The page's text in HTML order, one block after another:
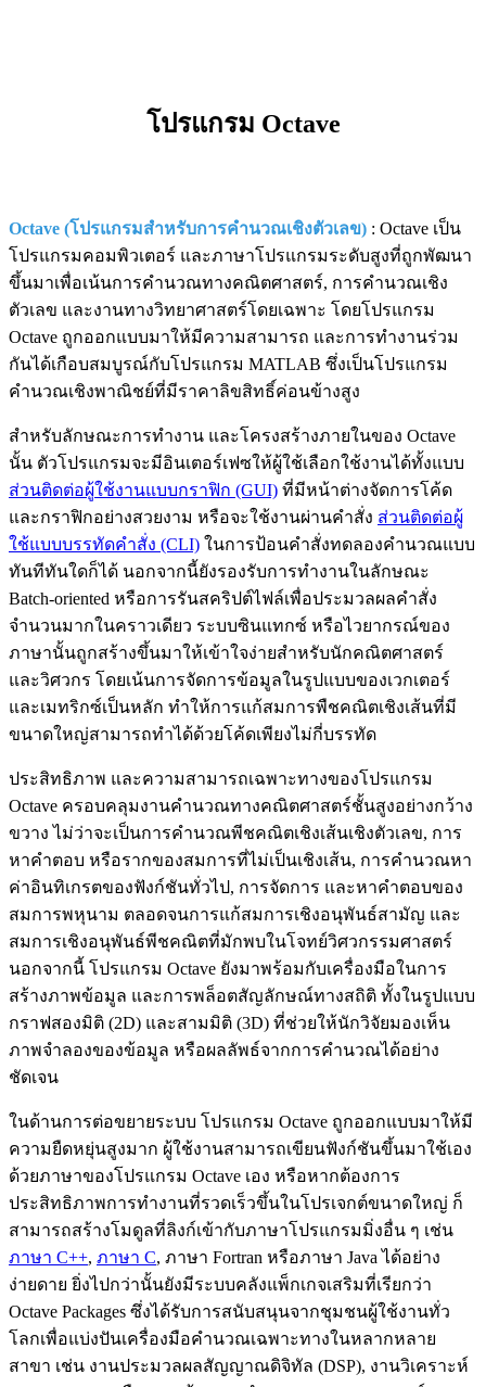
โปรแกรม Octave
Octave (โปรแกรมสำหรับการคำนวณเชิงตัวเลข) : Octave เป็น
โปรแกรมคอมพิวเตอร์ และภาษาโปรแกรมระดับสูงที่ถูกพัฒนา
ขึ้นมาเพื่อเน้นการคำนวณทางคณิตศาสตร์, การคำนวณเชิง
ตัวเลข และงานทางวิทยาศาสตร์โดยเฉพาะ โดยโปรแกรม
Octave ถูกออกแบบมาให้มีความสามารถ และการทำงานร่วม
กันได้เกือบสมบูรณ์กับโปรแกรม MATLAB ซึ่งเป็นโปรแกรม
คำนวณเชิงพาณิชย์ที่มีราคาลิขสิทธิ์ค่อนข้างสูง
สำหรับลักษณะการทำงาน และโครงสร้างภายในของ Octave
นั้น ตัวโปรแกรมจะมีอินเตอร์เฟซให้ผู้ใช้เลือกใช้งานได้ทั้งแบบ
ส่วนติดต่อผู้ใช้งานแบบกราฟิก (GUI) ที่มีหน้าต่างจัดการโค้ด
และกราฟิกอย่างสวยงาม หรือจะใช้งานผ่านคำสั่ง ส่วนติดต่อผู้
ใช้แบบบรรทัดคำสั่ง (CLI) ในการป้อนคำสั่งทดลองคำนวณแบบ
ทันทีทันใดก็ได้ นอกจากนี้ยังรองรับการทำงานในลักษณะ
Batch-oriented หรือการรันสคริปต์ไฟล์เพื่อประมวลผลคำสั่ง
จำนวนมากในคราวเดียว ระบบซินแทกซ์ หรือไวยากรณ์ของ
ภาษานั้นถูกสร้างขึ้นมาให้เข้าใจง่ายสำหรับนักคณิตศาสตร์
และวิศวกร โดยเน้นการจัดการข้อมูลในรูปแบบของเวกเตอร์
และเมทริกซ์เป็นหลัก ทำให้การแก้สมการพืชคณิตเชิงเส้นที่มี
ขนาดใหญ่สามารถทำได้ด้วยโค้ดเพียงไม่กี่บรรทัด
ประสิทธิภาพ และความสามารถเฉพาะทางของโปรแกรม
Octave ครอบคลุมงานคำนวณทางคณิตศาสตร์ชั้นสูงอย่างกว้าง
ขวาง ไม่ว่าจะเป็นการคำนวณพีชคณิตเชิงเส้นเชิงตัวเลข, การ
หาคำตอบ หรือรากของสมการที่ไม่เป็นเชิงเส้น, การคำนวณหา
ค่าอินทิเกรตของฟังก์ชันทั่วไป, การจัดการ และหาคำตอบของ
สมการพหุนาม ตลอดจนการแก้สมการเชิงอนุพันธ์สามัญ และ
สมการเชิงอนุพันธ์พีชคณิตที่มักพบในโจทย์วิศวกรรมศาสตร์
นอกจากนี้ โปรแกรม Octave ยังมาพร้อมกับเครื่องมือในการ
สร้างภาพข้อมูล และการพล็อตสัญลักษณ์ทางสถิติ ทั้งในรูปแบบ
กราฟสองมิติ (2D) และสามมิติ (3D) ที่ช่วยให้นักวิจัยมองเห็น
ภาพจำลองของข้อมูล หรือผลลัพธ์จากการคำนวณได้อย่าง
ชัดเจน
ในด้านการต่อขยายระบบ โปรแกรม Octave ถูกออกแบบมาให้มี
ความยืดหยุ่นสูงมาก ผู้ใช้งานสามารถเขียนฟังก์ชันขึ้นมาใช้เอง
ด้วยภาษาของโปรแกรม Octave เอง หรือหากต้องการ
ประสิทธิภาพการทำงานที่รวดเร็วขึ้นในโปรเจกต์ขนาดใหญ่ ก็
สามารถสร้างโมดูลที่ลิงก์เข้ากับภาษาโปรแกรมมิ่งอื่น ๆ เช่น
ภาษา C++, ภาษา C, ภาษา Fortran หรือภาษา Java ได้อย่าง
ง่ายดาย ยิ่งไปกว่านั้นยังมีระบบคลังแพ็กเกจเสริมที่เรียกว่า
Octave Packages ซึ่งได้รับการสนับสนุนจากชุมชนผู้ใช้งานทั่ว
โลกเพื่อแบ่งปันเครื่องมือคำนวณเฉพาะทางในหลากหลาย
สาขา เช่น งานประมวลผลสัญญาณดิจิทัล (DSP), งานวิเคราะห์